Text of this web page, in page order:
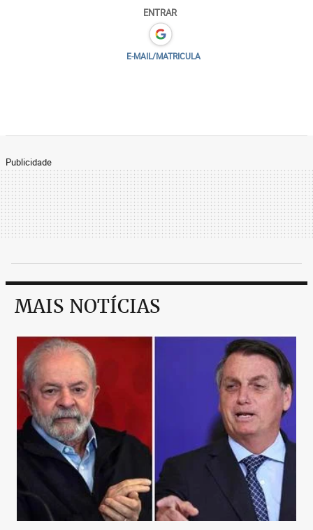
ENTRAR
E-MAIL/MATRICULA
Publicidade
MAIS NOTÍCIAS